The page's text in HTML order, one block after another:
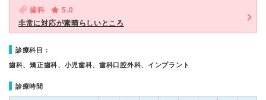
歯科
5.0
非常に対応が素晴らしいところ
診療科目：
歯科、矯正歯科、小児歯科、歯科口腔外科、インプラント
診療時間